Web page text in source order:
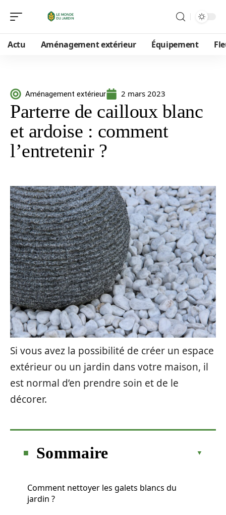
Actu Aménagement extérieur Équipement
Aménagement extérieur 2 mars 2023
Parterre de cailloux blanc
et ardoise : comment
l’entretenir ?
Si vous avez la possibilité de créer un espace
extérieur ou un jardin dans votre maison, il
est normal d’en prendre soin et de le
décorer.
Sommaire
Comment nettoyer les galets blancs du
jardin ?